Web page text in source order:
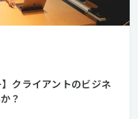
クライアントのビジネ
？